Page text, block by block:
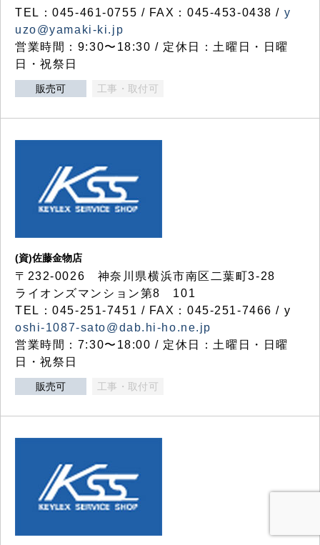
TEL：045-461-0755 / FAX：045-453-0438 / y
uzo@yamaki-ki.jp
営業時間：9:30〜18:30 / 定休日：土曜日・日曜
日・祝祭日
販売可 工事・取付可
(資)佐藤金物店
〒232-0026 神奈川県横浜市南区二葉町3-28
ライオンズマンション第8 101
TEL：045-251-7451 / FAX：045-251-7466 / y
oshi-1087-sato@dab.hi-ho.ne.jp
営業時間：7:30〜18:00 / 定休日：土曜日・日曜
日・祝祭日
販売可 工事・取付可